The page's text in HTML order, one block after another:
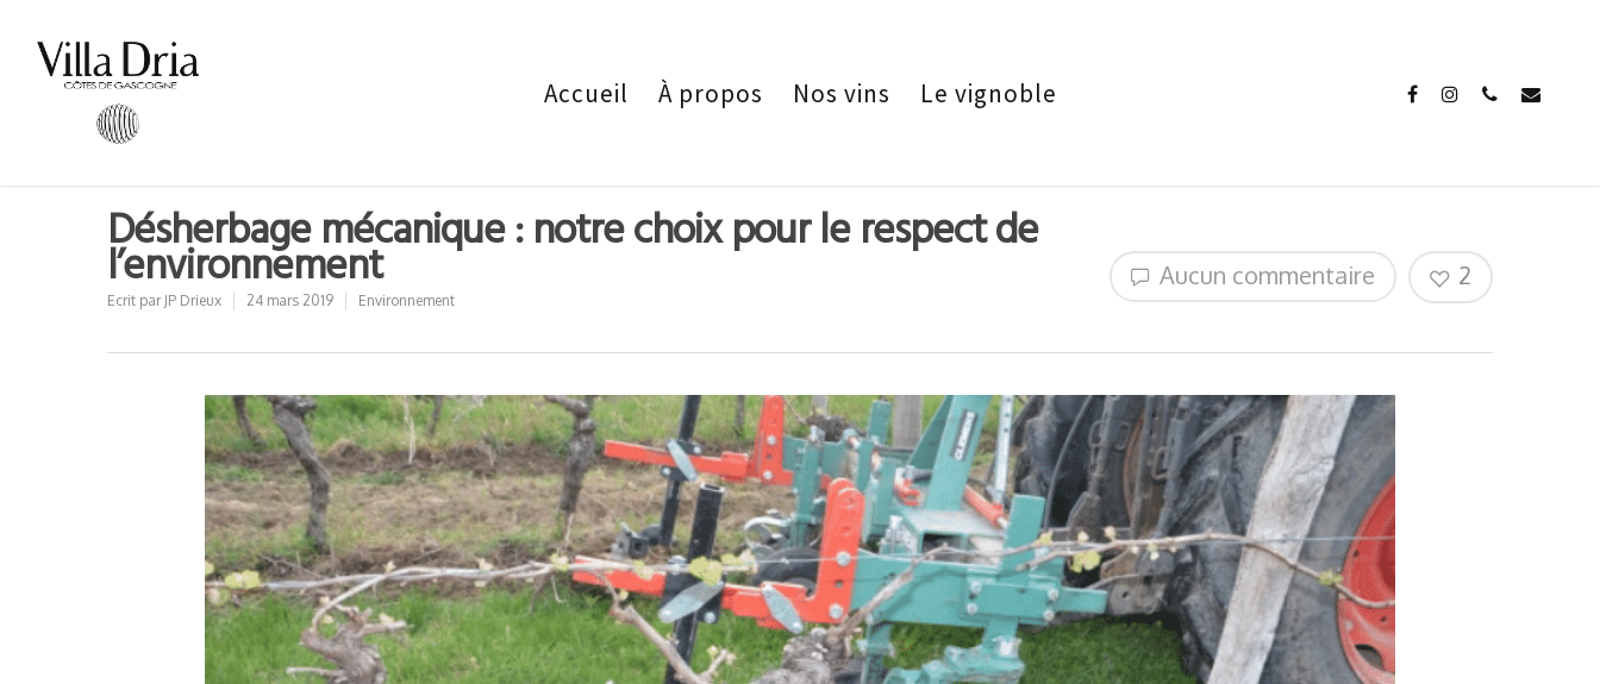
Accueil À propos Nos vins Le vignoble
Désherbage mécanique : notre choix pour le respect de
l’environnement
Ecrit par JP Drieux 24 mars 2019 Environnement
Aucun commentaire 2